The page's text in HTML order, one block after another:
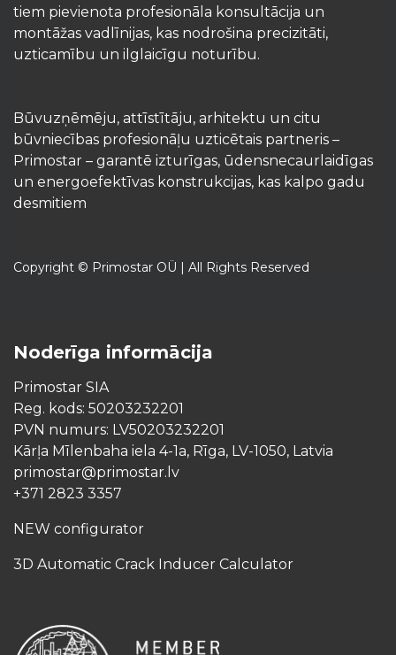
tiem pievienota profesionāla konsultācija un
montāžas vadlīnijas, kas nodrošina precizitāti,
uzticamību un ilglaicīgu noturību.
Būvuzņēmēju, attīstītāju, arhitektu un citu
būvniecības profesionāļu uzticētais partneris –
Primostar – garantē izturīgas, ūdensnecaurlaidīgas
un energoefektīvas konstrukcijas, kas kalpo gadu
desmitiem
Copyright © Primostar OÜ | All Rights Reserved
Noderīga informācija
Primostar SIA
Reg. kods: 50203232201
PVN numurs: LV50203232201
Kārļa Mīlenbaha iela 4-1a, Rīga, LV-1050, Latvia
primostar@primostar.lv
+371 2823 3357
NEW configurator
3D Automatic Crack Inducer Calculator